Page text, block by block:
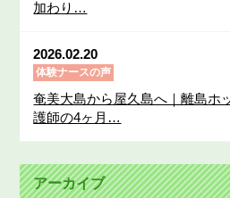
加わり…
2026.02.20
体験ナースの声
奄美大島から屋久島へ｜離島ホ
護師の4ヶ月…
アーカイブ